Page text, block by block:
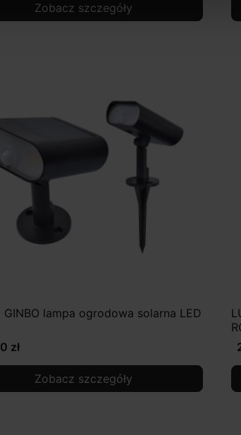
Zobacz szczegóły
GINBO lampa ogrodowa solarna LED
zł
Zobacz szczegóły